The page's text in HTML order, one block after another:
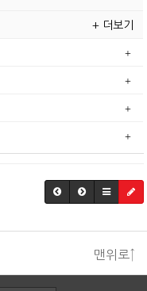
+ 더보기
맨위로↑